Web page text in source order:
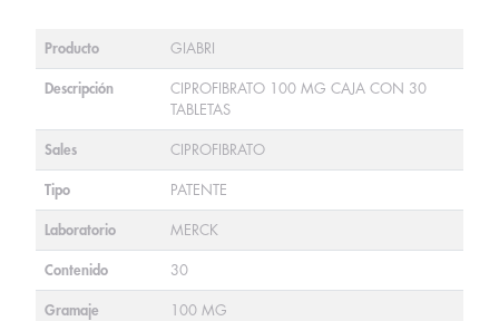
Producto GIABRI
Descripción
CIPROFIBRATO 100 MG CAJA CON 30
TABLETAS
Sales CIPROFIBRATO
Tipo PATENTE
Laboratorio MERCK
Contenido 30
Gramaje 100 MG